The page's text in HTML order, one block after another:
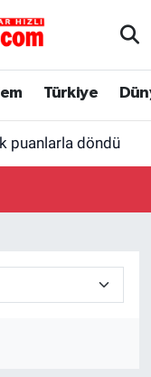
Türkiye
puanlarla döndü